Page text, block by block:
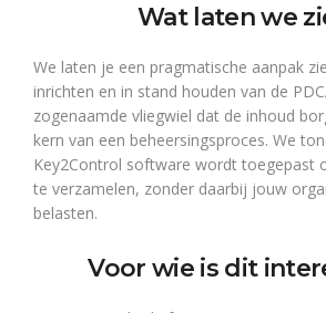
Wat laten we
We laten je een pragmatische aanpak
inrichten en in stand houden van de
zogenaamde vliegwiel dat de inhoud
kern van een beheersingsproces. We
Key2Control software wordt toegepast
te verzamelen, zonder daarbij jouw
belasten.
Voor wie is dit